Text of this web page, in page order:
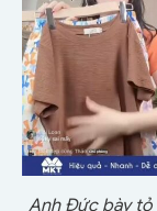
Anh Đức bày tỏ